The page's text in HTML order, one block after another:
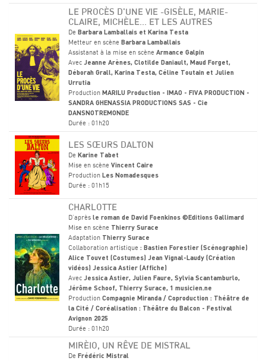
LE PROCÈS D'UNE VIE -GISÈLE, MARIE-
CLAIRE, MICHÈLE... ET LES AUTRES
De Barbara Lamballais et Karina Testa
Metteur en scène Barbara Lamballais
Assistanat à la mise en scène Armance Galpin
Avec Jeanne Arènes, Clotilde Daniault, Maud Forget,
Déborah Grall, Karina Testa, Céline Toutain et Julien
Urrutia
Production MARILU Production - IMAO - FIVA PRODUCTION -
SANDRA GHENASSIA PRODUCTIONS SAS - Cie
DANSNOTREMONDE
Durée : 01h20
LES SŒURS DALTON
De Karine Tabet
Mise en scène Vincent Caire
Production Les Nomadesques
Durée : 01h15
CHARLOTTE
D'après le roman de David Foenkinos ©Editions Gallimard
Mise en scène Thierry Surace
Adaptation Thierry Surace
Collaboration artistique : Bastien Forestier (Scénographie)
Alice Touvet (Costumes) Jean Vignal-Laudy (Création
vidéos) Jessica Astier (Affiche)
Avec Jessica Astier, Julien Faure, Sylvia Scantamburlo,
Jérôme Schoof, Thierry Surace, 1 musicien.ne
Production Compagnie Miranda / Coproduction : Théâtre de
la Cité / Coréalisation : Théâtre du Balcon - Festival
Avignon 2025
Durée : 01h20
MIRÈIO, UN RÊVE DE MISTRAL
De Frédéric Mistral